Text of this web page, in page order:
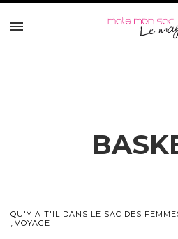
QU'Y A T'IL DANS LE SAC DES
VOYAGE